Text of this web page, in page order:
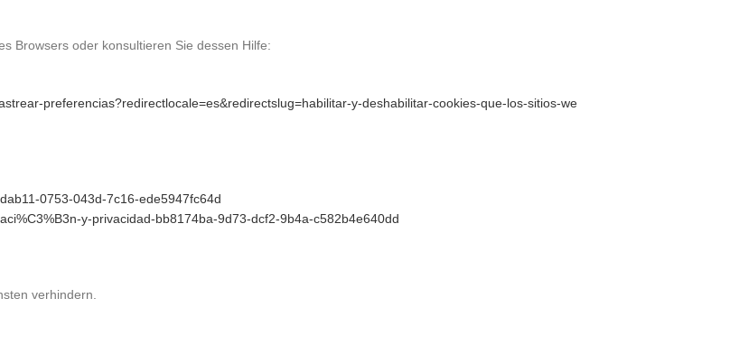
Browsers oder konsultieren Sie dessen Hilfe:
preferencias?redirectlocale=es&redirectslug=habilitar-y-deshabilitar-cookies-que-los-sitios-we
0753-043d-7c16-ede5947fc64d
y-privacidad-bb8174ba-9d73-dcf2-9b4a-c582b4e640dd
verhindern.